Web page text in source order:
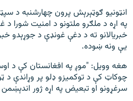
په اړه د ملګرو ملتونو د امنیت شورا
خبریالانو ته د دغې غونډې د جوړېدو
یې ونه ښوده.
هغه وویل: "موږ په افغانستان کې د
چوکاټ کې د توکمیزو ډلو پر وړاندې د
سرغړونو او تبعیض په اړه ژور